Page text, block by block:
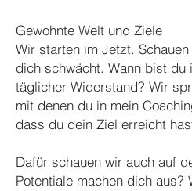
Gewohnte Welt und Ziele
Wir starten im Jetzt.
dich schwächt. Wann bist du
täglicher Widerstand? Wir
mit denen du in mein
dass du dein Ziel erreicht
Dafür schauen wir auch auf
Potentiale machen dich aus?